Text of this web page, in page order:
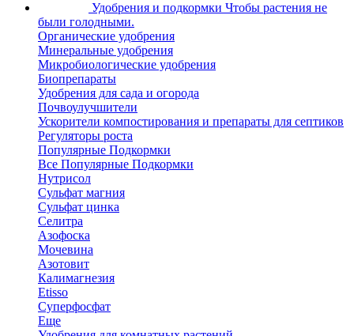
Удобрения и подкормки Чтобы растения не
были голодными.
Органические удобрения
Минеральные удобрения
Микробиологические удобрения
Биопрепараты
Удобрения для сада и огорода
Почвоулучшители
Ускорители компостирования и препараты для септиков
Регуляторы роста
Популярные Подкормки
Все Популярные Подкормки
Нутрисол
Сульфат магния
Сульфат цинка
Селитра
Азофоска
Мочевина
Азотовит
Калимагнезия
Etisso
Суперфосфат
Еще